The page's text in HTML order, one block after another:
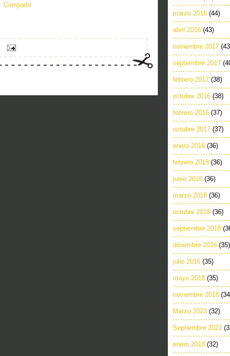
Compartir
marzo 2016 (44)
abril 2018 (43)
noviembre 2017
septiembre 2017
febrero 2017 (38)
octubre 2016 (38)
febrero 2016 (37)
octubre 2017 (37)
enero 2016 (36)
febrero 2018 (36)
junio 2018 (36)
marzo 2018 (36)
octubre 2018 (36)
septiembre 2018
diciembre 2016 (35)
julio 2016 (35)
mayo 2018 (35)
noviembre 2018
Marzo 2023 (32)
Septiembre 2022
enero 2018 (32)